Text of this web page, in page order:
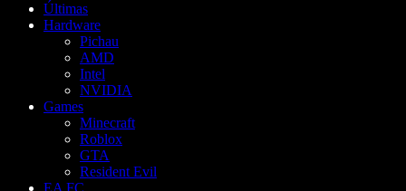
Últimas
Hardware
Pichau
AMD
Intel
NVIDIA
Games
Minecraft
Roblox
GTA
Resident Evil
EA FC